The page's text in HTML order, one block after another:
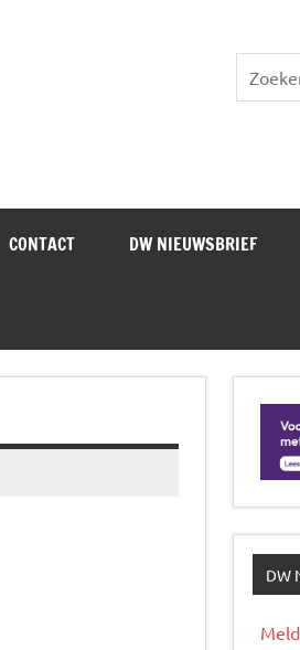
CONTACT DW NIEUWSBRIEF
DW